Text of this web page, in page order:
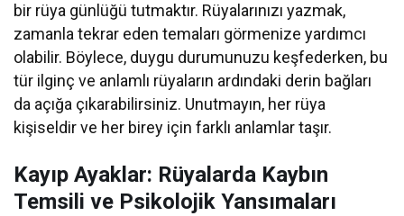
bir rüya günlüğü tutmaktır. Rüyalarınızı yazmak,
zamanla tekrar eden temaları görmenize yardımcı
olabilir. Böylece, duygu durumunuzu keşfederken, bu
tür ilginç ve anlamlı rüyaların ardındaki derin bağları
da açığa çıkarabilirsiniz. Unutmayın, her rüya
kişiseldir ve her birey için farklı anlamlar taşır.
Kayıp Ayaklar: Rüyalarda Kaybın
Temsili ve Psikolojik Yansımaları